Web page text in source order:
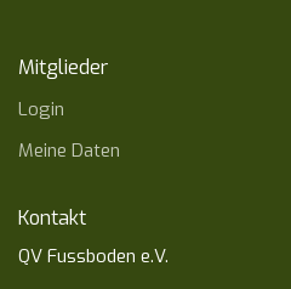
Mitglieder
Login
Meine Daten
Kontakt
QV Fussboden e.V.